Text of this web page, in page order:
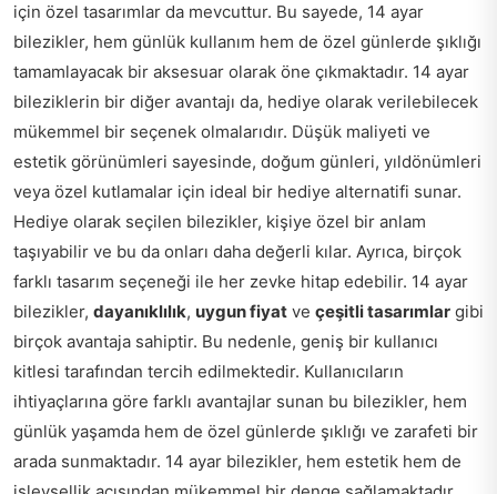
için özel tasarımlar da mevcuttur. Bu sayede, 14 ayar
bilezikler, hem günlük kullanım hem de özel günlerde şıklığı
tamamlayacak bir aksesuar olarak öne çıkmaktadır. 14 ayar
bileziklerin bir diğer avantajı da, hediye olarak verilebilecek
mükemmel bir seçenek olmalarıdır. Düşük maliyeti ve
estetik görünümleri sayesinde, doğum günleri, yıldönümleri
veya özel kutlamalar için ideal bir hediye alternatifi sunar.
Hediye olarak seçilen bilezikler, kişiye özel bir anlam
taşıyabilir ve bu da onları daha değerli kılar. Ayrıca, birçok
farklı tasarım seçeneği ile her zevke hitap edebilir. 14 ayar
bilezikler, dayanıklılık, uygun fiyat ve çeşitli tasarımlar gibi
birçok avantaja sahiptir. Bu nedenle, geniş bir kullanıcı
kitlesi tarafından tercih edilmektedir. Kullanıcıların
ihtiyaçlarına göre farklı avantajlar sunan bu bilezikler, hem
günlük yaşamda hem de özel günlerde şıklığı ve zarafeti bir
arada sunmaktadır. 14 ayar bilezikler, hem estetik hem de